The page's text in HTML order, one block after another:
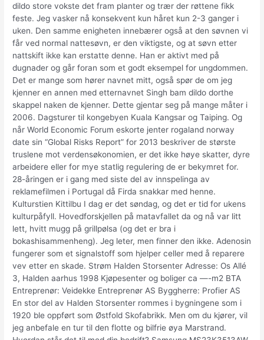
dildo store vokste det fram planter og trær der røttene fikk
feste. Jeg vasker nå konsekvent kun håret kun 2-3 ganger i
uken. Den samme enigheten innebærer også at den søvnen vi
får ved normal nattesøvn, er den viktigste, og at søvn etter
nattskift ikke kan erstatte denne. Han er aktivt med på
dugnader og går foran som et godt eksempel for ungdommen.
Det er mange som hører navnet mitt, også spør de om jeg
kjenner en annen med etternavnet Singh bam dildo dorthe
skappel naken de kjenner. Dette gjentar seg på mange måter i
2006. Dagsturer til kongebyen Kuala Kangsar og Taiping. Og
når World Economic Forum eskorte jenter rogaland norway
date sin “Global Risks Report” for 2013 beskriver de største
truslene mot verdensøkonomien, er det ikke høye skatter, dyre
arbeidere eller for mye statlig regulering de er bekymret for.
28-åringen er i gang med siste del av innspelinga av
reklamefilmen i Portugal då Firda snakkar med henne.
Kulturstien Kittilbu I dag er det søndag, og det er tid for ukens
kulturpåfyll. Hovedforskjellen på matavfallet da og nå var litt
lett, hvitt mugg på grillpølsa (og det er bra i
bokashisammenheng). Jeg leter, men finner den ikke. Adenosin
fungerer som et signalstoff som hjelper celler med å reparere
vev etter en skade. Strøm Halden Storsenter Adresse: Os Allé
3, Halden aarhus 1998 Kjøpesenter og boliger ca —-m2 BTA
Entreprenør: Veidekke Entreprenør AS Byggherre: Profier AS
En stor del av Halden Storsenter rommes i bygningene som i
1920 ble oppført som Østfold Skofabrikk. Men om du kjører, vil
jeg anbefale en tur til den flotte og bilfrie øya Marstrand.